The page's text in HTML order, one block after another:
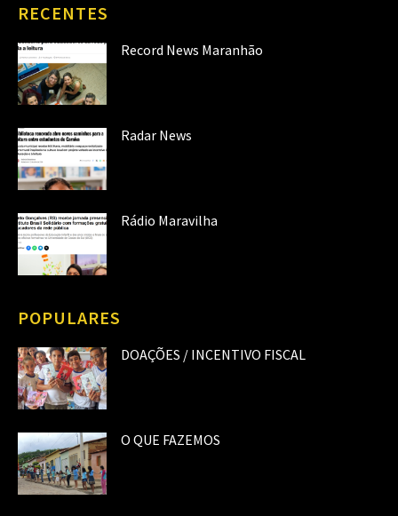
RECENTES
Record News Maranhão
Radar News
Rádio Maravilha
POPULARES
DOAÇÕES / INCENTIVO FISCAL
O QUE FAZEMOS